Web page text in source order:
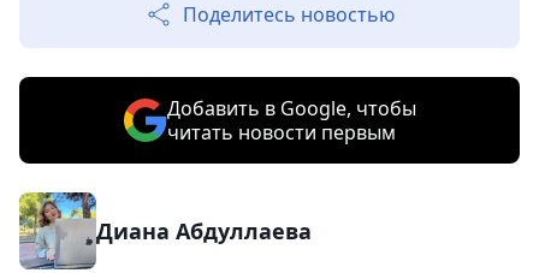
Поделитесь новостью
Добавить в Google, чтобы
читать новости первым
Диана Абдуллаева